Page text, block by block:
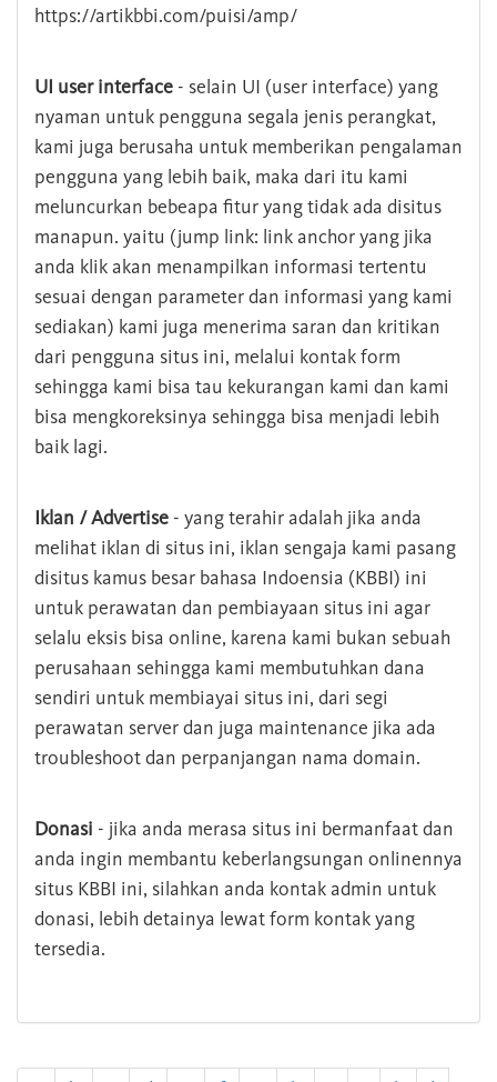
https://artikbbi.com/puisi/amp/
UI user interface - selain UI (user interface) yang
nyaman untuk pengguna segala jenis perangkat,
kami juga berusaha untuk memberikan pengalaman
pengguna yang lebih baik, maka dari itu kami
meluncurkan bebeapa fitur yang tidak ada disitus
manapun. yaitu (jump link: link anchor yang jika
anda klik akan menampilkan informasi tertentu
sesuai dengan parameter dan informasi yang kami
sediakan) kami juga menerima saran dan kritikan
dari pengguna situs ini, melalui kontak form
sehingga kami bisa tau kekurangan kami dan kami
bisa mengkoreksinya sehingga bisa menjadi lebih
baik lagi.
Iklan / Advertise - yang terahir adalah jika anda
melihat iklan di situs ini, iklan sengaja kami pasang
disitus kamus besar bahasa Indoensia (KBBI) ini
untuk perawatan dan pembiayaan situs ini agar
selalu eksis bisa online, karena kami bukan sebuah
perusahaan sehingga kami membutuhkan dana
sendiri untuk membiayai situs ini, dari segi
perawatan server dan juga maintenance jika ada
troubleshoot dan perpanjangan nama domain.
Donasi - jika anda merasa situs ini bermanfaat dan
anda ingin membantu keberlangsungan onlinennya
situs KBBI ini, silahkan anda kontak admin untuk
donasi, lebih detainya lewat form kontak yang
tersedia.